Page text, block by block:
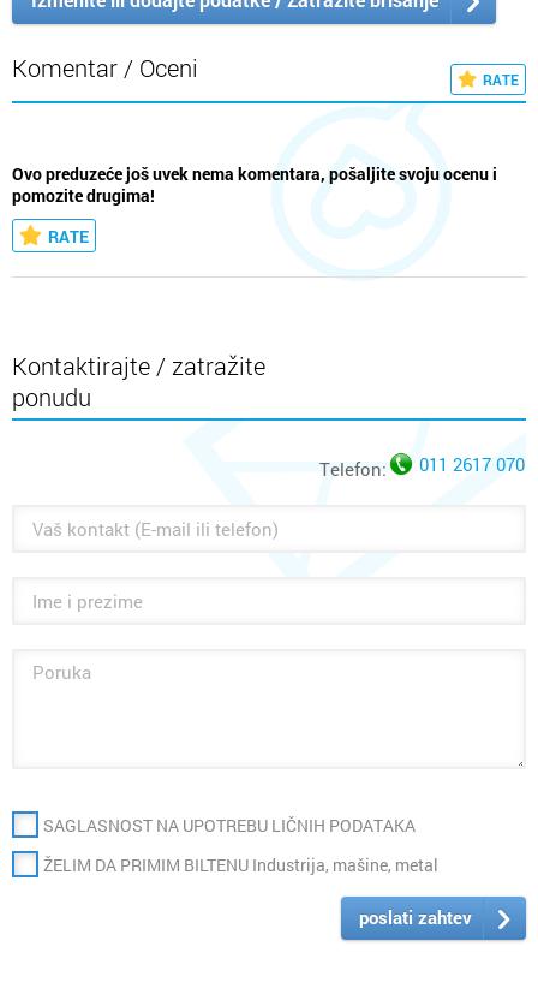
Komentar / Oceni RATE
Ovo preduzeće još uvek nema komentara, pošaljite svoju ocenu i
pomozite drugima!
RATE
Kontaktirajte / zatražite
ponudu
Telefon: 011 2617 070
SAGLASNOST NA UPOTREBU LIČNIH PODATAKA
ŽELIM DA PRIMIM BILTENU Industrija, mašine, metal
poslati zahtev